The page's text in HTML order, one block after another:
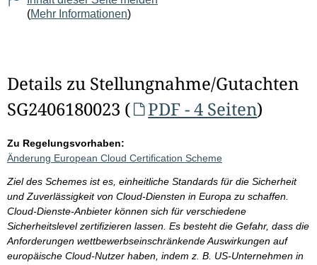
(Mehr Informationen)
Details zu Stellungnahme/Gutachten
SG2406180023 (
PDF - 4 Seiten)
Zu Regelungsvorhaben:
Änderung European Cloud Certification Scheme
Ziel des Schemes ist es, einheitliche Standards für die Sicherheit
und Zuverlässigkeit von Cloud-Diensten in Europa zu schaffen.
Cloud-Dienste-Anbieter können sich für verschiedene
Sicherheitslevel zertifizieren lassen. Es besteht die Gefahr, dass die
Anforderungen wettbewerbseinschränkende Auswirkungen auf
europäische Cloud-Nutzer haben, indem z. B. US-Unternehmen in